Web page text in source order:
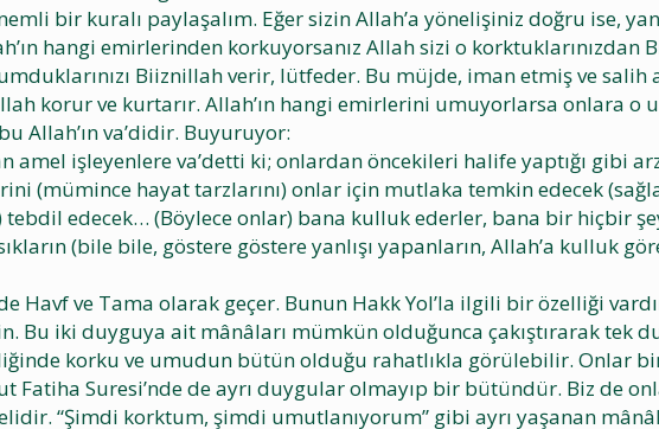
bir kuralı paylaşalım. Eğer sizin Allah’a yönelişiniz doğru ise,
hangi emirlerinden korkuyorsanız Allah sizi o
Biiznillah verir, lütfeder. Bu müjde, iman etmiş ve salih
korur ve kurtarır. Allah’ın hangi emirlerini umuyorlarsa onlara o
Allah’ın va’didir. Buyuruyor:
amel işleyenlere va’detti ki; onlardan öncekileri halife yaptığı gibi
(mümince hayat tarzlarını) onlar için mutlaka temkin edecek
edecek… (Böylece onlar) bana kulluk ederler, bana bir hiçbir
(bile bile, göstere göstere yanlışı yapanların, Allah’a kulluk
Havf ve Tama olarak geçer. Bunun Hakk Yol’la ilgili bir özelliği
Bu iki duyguya ait mânâları mümkün olduğunca çakıştırarak tek
korku ve umudun bütün olduğu rahatlıkla görülebilir. Onlar
Suresi’nde de ayrı duygular olmayıp bir bütündür. Biz de
“Şimdi korktum, şimdi umutlanıyorum” gibi ayrı yaşanan